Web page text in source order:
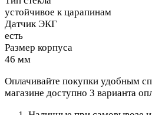
устойчивое к царапинам
Датчик ЭКГ
есть
Размер корпуса
46 мм
Оплачивайте покупки удобным
магазине доступно 3 варианта